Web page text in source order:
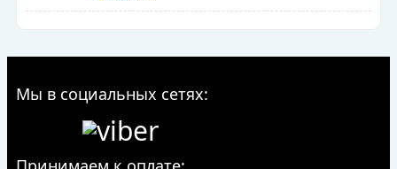
Мы в социальных сетях: